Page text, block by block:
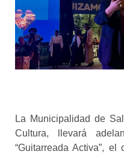
La Municipalidad de
Cultura, llevará
“Guitarreada Activa”,